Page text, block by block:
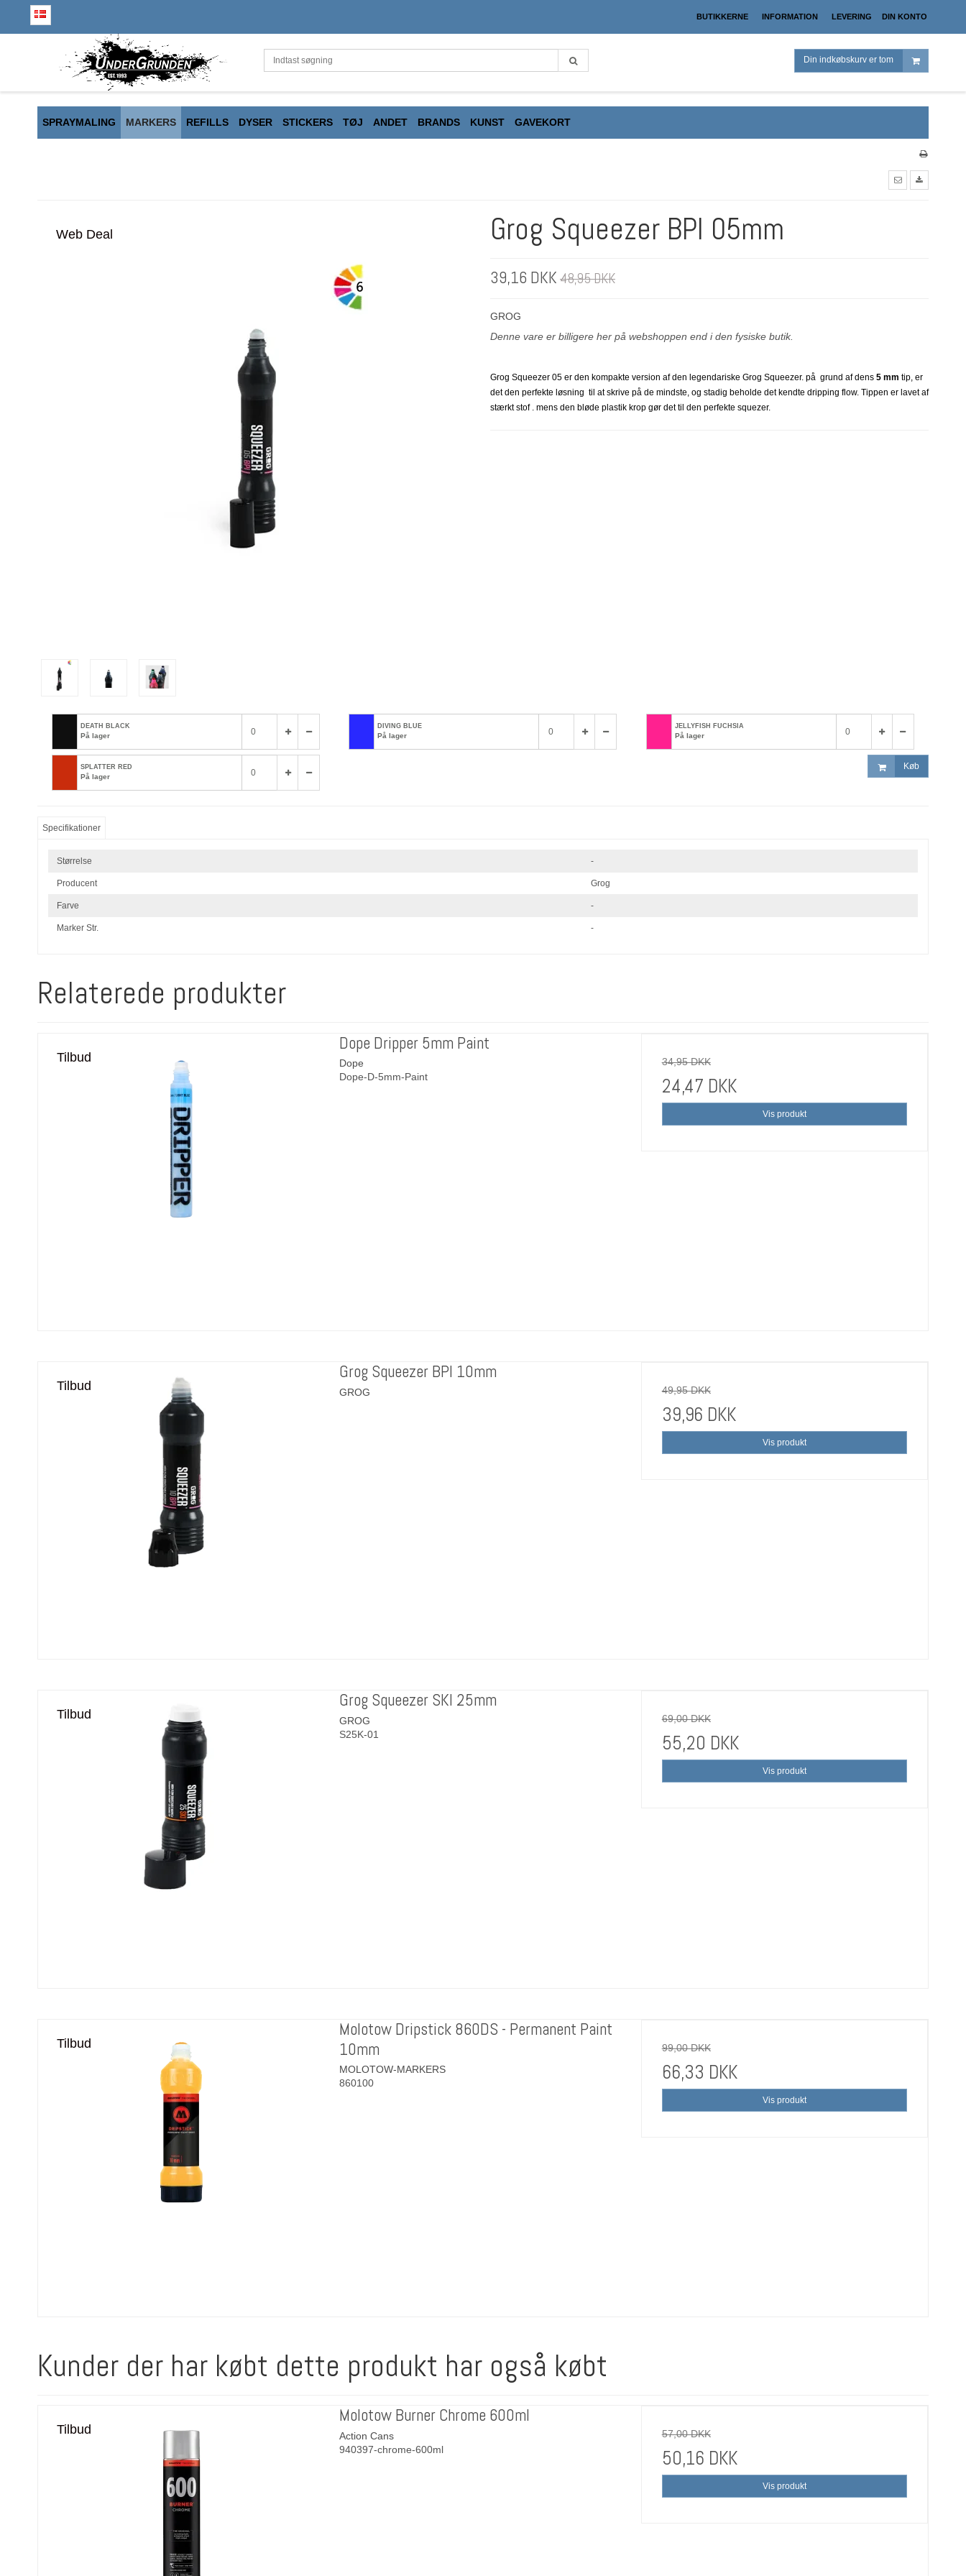
BUTIKKERNE INFORMATION LEVERING DIN KONTO
Din indkøbskurv er tom
SPRAYMALING MARKERS REFILLS DYSER STICKERS TØJ ANDET BRANDS KUNST GAVEKORT
Web Deal Grog Squeezer BPI 05mm
39,16 DKK 48,95 DKK
GROG
Denne vare er billigere her på webshoppen end i den fysiske butik.
Grog Squeezer 05 er den kompakte version af den legendariske Grog Squeezer. på grund af dens 5 mm tip, er
det den perfekte løsning til at skrive på de mindste, og stadig beholde det kendte dripping flow. Tippen er lavet af
stærkt stof . mens den bløde plastik krop gør det til den perfekte squezer.
DEATH BLACK
På lager
DIVING BLUE
På lager
JELLYFISH FUCHSIA
På lager
SPLATTER RED
På lager
Køb
Specifikationer
Størrelse -
Producent Grog
Farve -
Marker Str. -
Relaterede produkter
Tilbud
Dope Dripper 5mm Paint
Dope
Dope-D-5mm-Paint
34,95 DKK
24,47 DKK
Vis produkt
Tilbud
Grog Squeezer BPI 10mm
GROG 49,95 DKK
39,96 DKK
Vis produkt
Tilbud
Grog Squeezer SKI 25mm
GROG
S25K-01
69,00 DKK
55,20 DKK
Vis produkt
Tilbud
Molotow Dripstick 860DS - Permanent Paint
10mm
MOLOTOW-MARKERS
860100
99,00 DKK
66,33 DKK
Vis produkt
Kunder der har købt dette produkt har også købt
Tilbud
Molotow Burner Chrome 600ml
Action Cans
940397-chrome-600ml
57,00 DKK
50,16 DKK
Vis produkt